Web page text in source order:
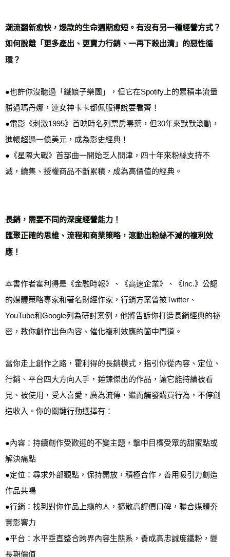
潮流翻新愈快，爆款的生命週期愈短。有沒有另一種經營方式？
如何脫離「更多產出、更賣力行銷、一再下殺出清」的惡性循
環？
●也許你沒聽過「鐵娘子樂團」，但它在Spotify上的累積串流量
勝過瑪丹娜，連女神卡卡都佩服得說要看齊！
●電影《刺激1995》首映時名列票房毒藥，但30年來默默滾動，
進帳超過一億美元，成為影史經典！
●《星際大戰》首部曲一開始乏人問津，四十年來粉絲支持不
減，續集、授權商品不斷累積，成為高價值的經典。
長銷，需要不同的深度經營能力！
匯聚正確的思維、流程和商業策略，滾動出粉絲不滅的複利效
應！
本書作者霍利得是《金融時報》、《高速企業》、《Inc.》公認
的媒體策略專家和著名財經作家，行銷方案曾被Twitter、
YouTube和Google列為研討案例，他將告訴你打造長銷經典的祕
密，教你創作出色內容、催化複利效應的箇中門道。
當你走上創作之路，霍利得的長銷模式，指引你從內容、定位、
行銷、平台四大方向入手，錘鍊傑出的作品，讓它能持續被看
見、被使用，受人喜愛，廣為流傳，繼而觸發購買行為，不停創
造收入。你的關鍵行動選擇有：
●內容：持續創作受歡迎的不變主題，擊中目標受眾的甜蜜點或
解決痛點
●定位：尋求外部觀點，保持開放，積極合作，善用吸引力創造
作品共鳴
●行銷：找到對你作品上癮的人，擴散高評價口碑，聯合媒體夯
實影響力
●平台：水平垂直整合跨界內容生態系，養成高忠誠度鐵粉，變
長期價值